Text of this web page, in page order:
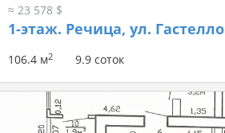
≈ 23 578 $
1-этаж. Речица, ул. Гастелло
106.4 м2 9.9 соток